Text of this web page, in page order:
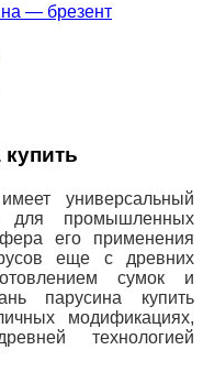
— брезент
универсальный
для промышленных
его применения
еще с древних
сумок и
парусина купить
модификациях,
технологией